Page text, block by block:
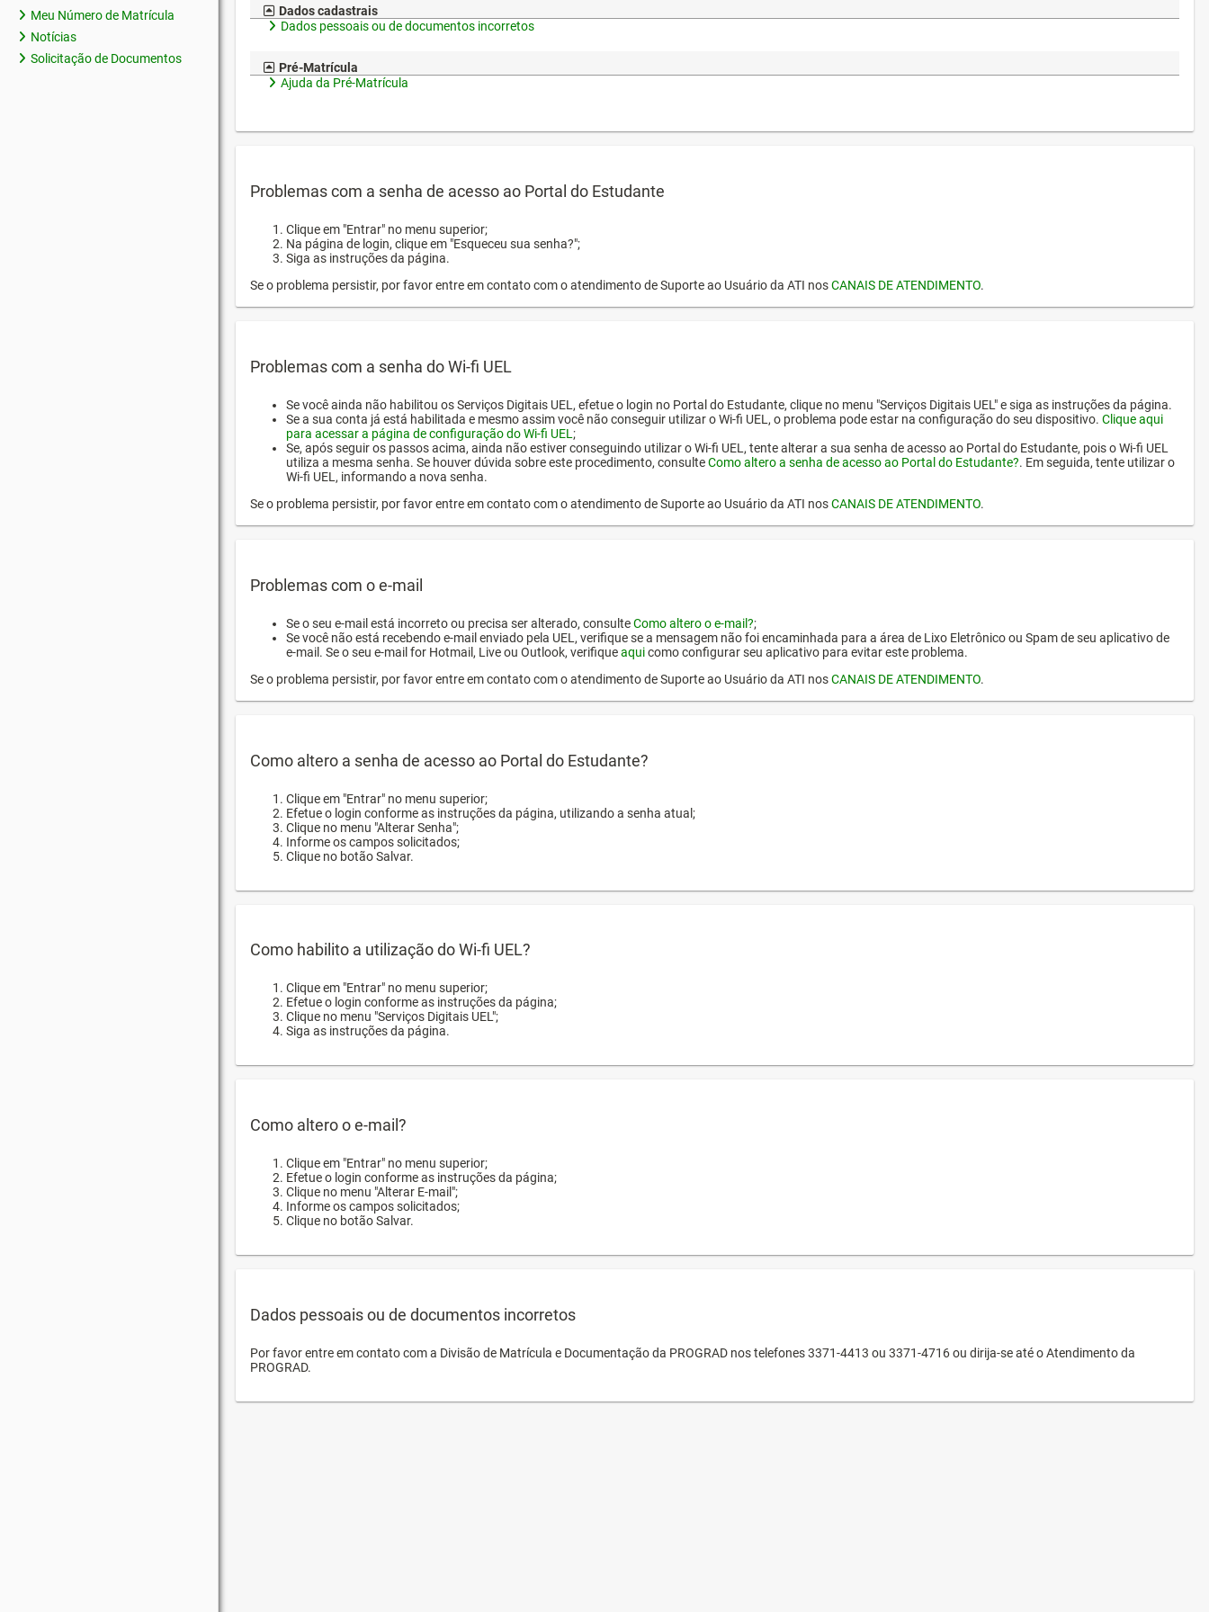
Meu Número de Matrícula
Notícias
Solicitação de Documentos
Dados cadastrais
Dados pessoais ou de documentos incorretos
Pré-Matrícula
Ajuda da Pré-Matrícula
Problemas com a senha de acesso ao Portal do Estudante
Clique em "Entrar" no menu superior;
Na página de login, clique em "Esqueceu sua senha?";
Siga as instruções da página.
Se o problema persistir, por favor entre em contato com o atendimento de Suporte ao Usuário da ATI nosCANAIS DE ATENDIMENTO.
Problemas com a senha do Wi-fi UEL
Se você ainda não habilitou os Serviços Digitais UEL, efetue o login no Portal do Estudante, clique no menu "Serviços Digitais UEL" e siga as instruções da página.
Se a sua conta já está habilitada e mesmo assim você não conseguir utilizar o Wi-fi UEL, o problema pode estar na configuração do seu dispositivo. Clique aqui
para acessar a página de configuração do Wi-fi UEL ;
Se, após seguir os passos acima, ainda não estiver conseguindo utilizar o Wi-fi UEL, tente alterar a sua senha de acesso ao Portal do Estudante, pois o Wi-fi UEL
utiliza a mesma senha. Se houver dúvida sobre este procedimento, consulteComo altero a senha de acesso ao Portal do Estudante?. Em seguida, tente utilizar o
Wi-fi UEL, informando a nova senha.
Se o problema persistir, por favor entre em contato com o atendimento de Suporte ao Usuário da ATI nosCANAIS DE ATENDIMENTO.
Problemas com o e-mail
Se o seu e-mail está incorreto ou precisa ser alterado, consulteComo altero o e-mail?;
Se você não está recebendo e-mail enviado pela UEL, verifique se a mensagem não foi encaminhada para a área de Lixo Eletrônico ou Spam de seu aplicativo de
e-mail. Se o seu e-mail for Hotmail, Live ou Outlook, verifiqueaquicomo configurar seu aplicativo para evitar este problema.
Se o problema persistir, por favor entre em contato com o atendimento de Suporte ao Usuário da ATI nosCANAIS DE ATENDIMENTO.
Como altero a senha de acesso ao Portal do Estudante?
Clique em "Entrar" no menu superior;
Efetue o login conforme as instruções da página, utilizando a senha atual;
Clique no menu "Alterar Senha";
Informe os campos solicitados;
Clique no botão Salvar.
Como habilito a utilização do Wi-fi UEL?
Clique em "Entrar" no menu superior;
Efetue o login conforme as instruções da página;
Clique no menu "Serviços Digitais UEL";
Siga as instruções da página.
Como altero o e-mail?
Clique em "Entrar" no menu superior;
Efetue o login conforme as instruções da página;
Clique no menu "Alterar E-mail";
Informe os campos solicitados;
Clique no botão Salvar.
Dados pessoais ou de documentos incorretos
Por favor entre em contato com a Divisão de Matrícula e Documentação da PROGRAD nos telefones 3371-4413 ou 3371-4716 ou dirija-se até o Atendimento da
PROGRAD.